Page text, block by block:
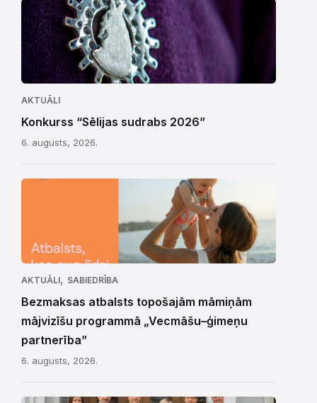
AKTUĀLI
Konkurss “Sēlijas sudrabs 2026”
6. augusts, 2026.
AKTUĀLI, SABIEDRĪBA
Bezmaksas atbalsts topošajām māmiņām
mājvizīšu programmā „Vecmāšu–ģimeņu
partnerība”
6. augusts, 2026.